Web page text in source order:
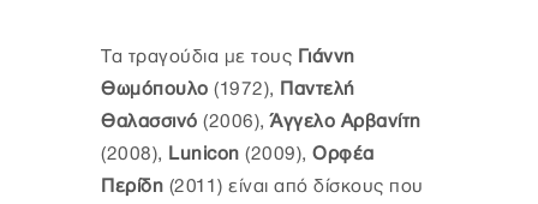
Τα τραγούδια με τους Γιάννη
Θωμόπουλο (1972), Παντελή
Θαλασσινό (2006),Άγγελο Αρβανίτη
(2008), Lunicon (2009), Ορφέα
Περίδη (2011) είναι από δίσκους που